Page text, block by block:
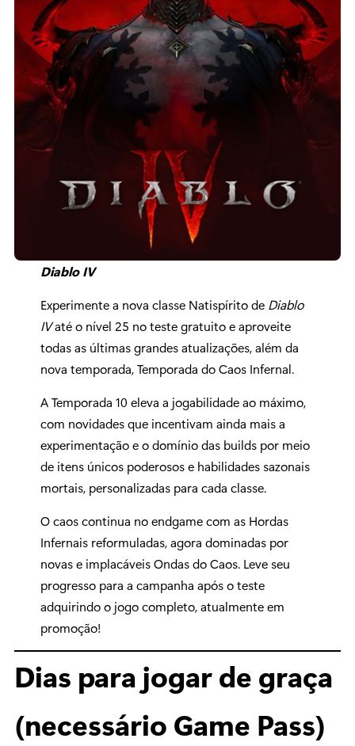
Diablo IV
Experimente a nova classe Natispírito de Diablo
IVaté o nível 25 no teste gratuito e aproveite
todas as últimas grandes atualizações, além da
nova temporada, Temporada do Caos Infernal.
A Temporada 10 eleva a jogabilidade ao máximo,
com novidades que incentivam ainda mais a
experimentação e o domínio das builds por meio
de itens únicos poderosos e habilidades sazonais
mortais, personalizadas para cada classe.
O caos continua no endgame com as Hordas
Infernais reformuladas, agora dominadas por
novas e implacáveis Ondas do Caos. Leve seu
progresso para a campanha após o teste
adquirindo o jogo completo, atualmente em
promoção!
Dias para jogar de graça
(necessário Game Pass)